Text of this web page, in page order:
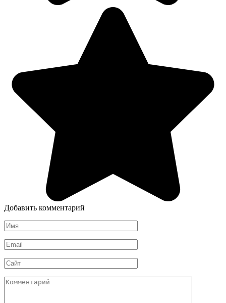
Добавить комментарий
Имя
*
Email
*
Сайт
Комментарий